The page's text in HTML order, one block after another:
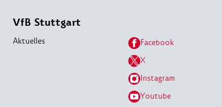
VfB Stuttgart
Aktuelles
Facebook
X
Instagram
Youtube